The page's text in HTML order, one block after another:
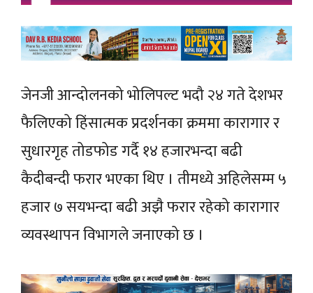
जेनजी आन्दोलनको भोलिपल्ट भदौ २४ गते देशभर
फैलिएको हिंसात्मक प्रदर्शनका क्रममा कारागार र
सुधारगृह तोडफोड गर्दै १४ हजारभन्दा बढी
कैदीबन्दी फरार भएका थिए । तीमध्ये अहिलेसम्म ५
हजार ७ सयभन्दा बढी अझै फरार रहेको कारागार
व्यवस्थापन विभागले जनाएको छ ।